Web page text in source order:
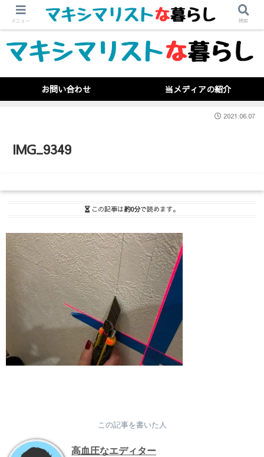
お問い合わせ 当メディアの紹介
IMG_9349
2021.06.07
この記事は約0分で読めます。
この記事を書いた人
高血圧なエディター
メニュー 検索